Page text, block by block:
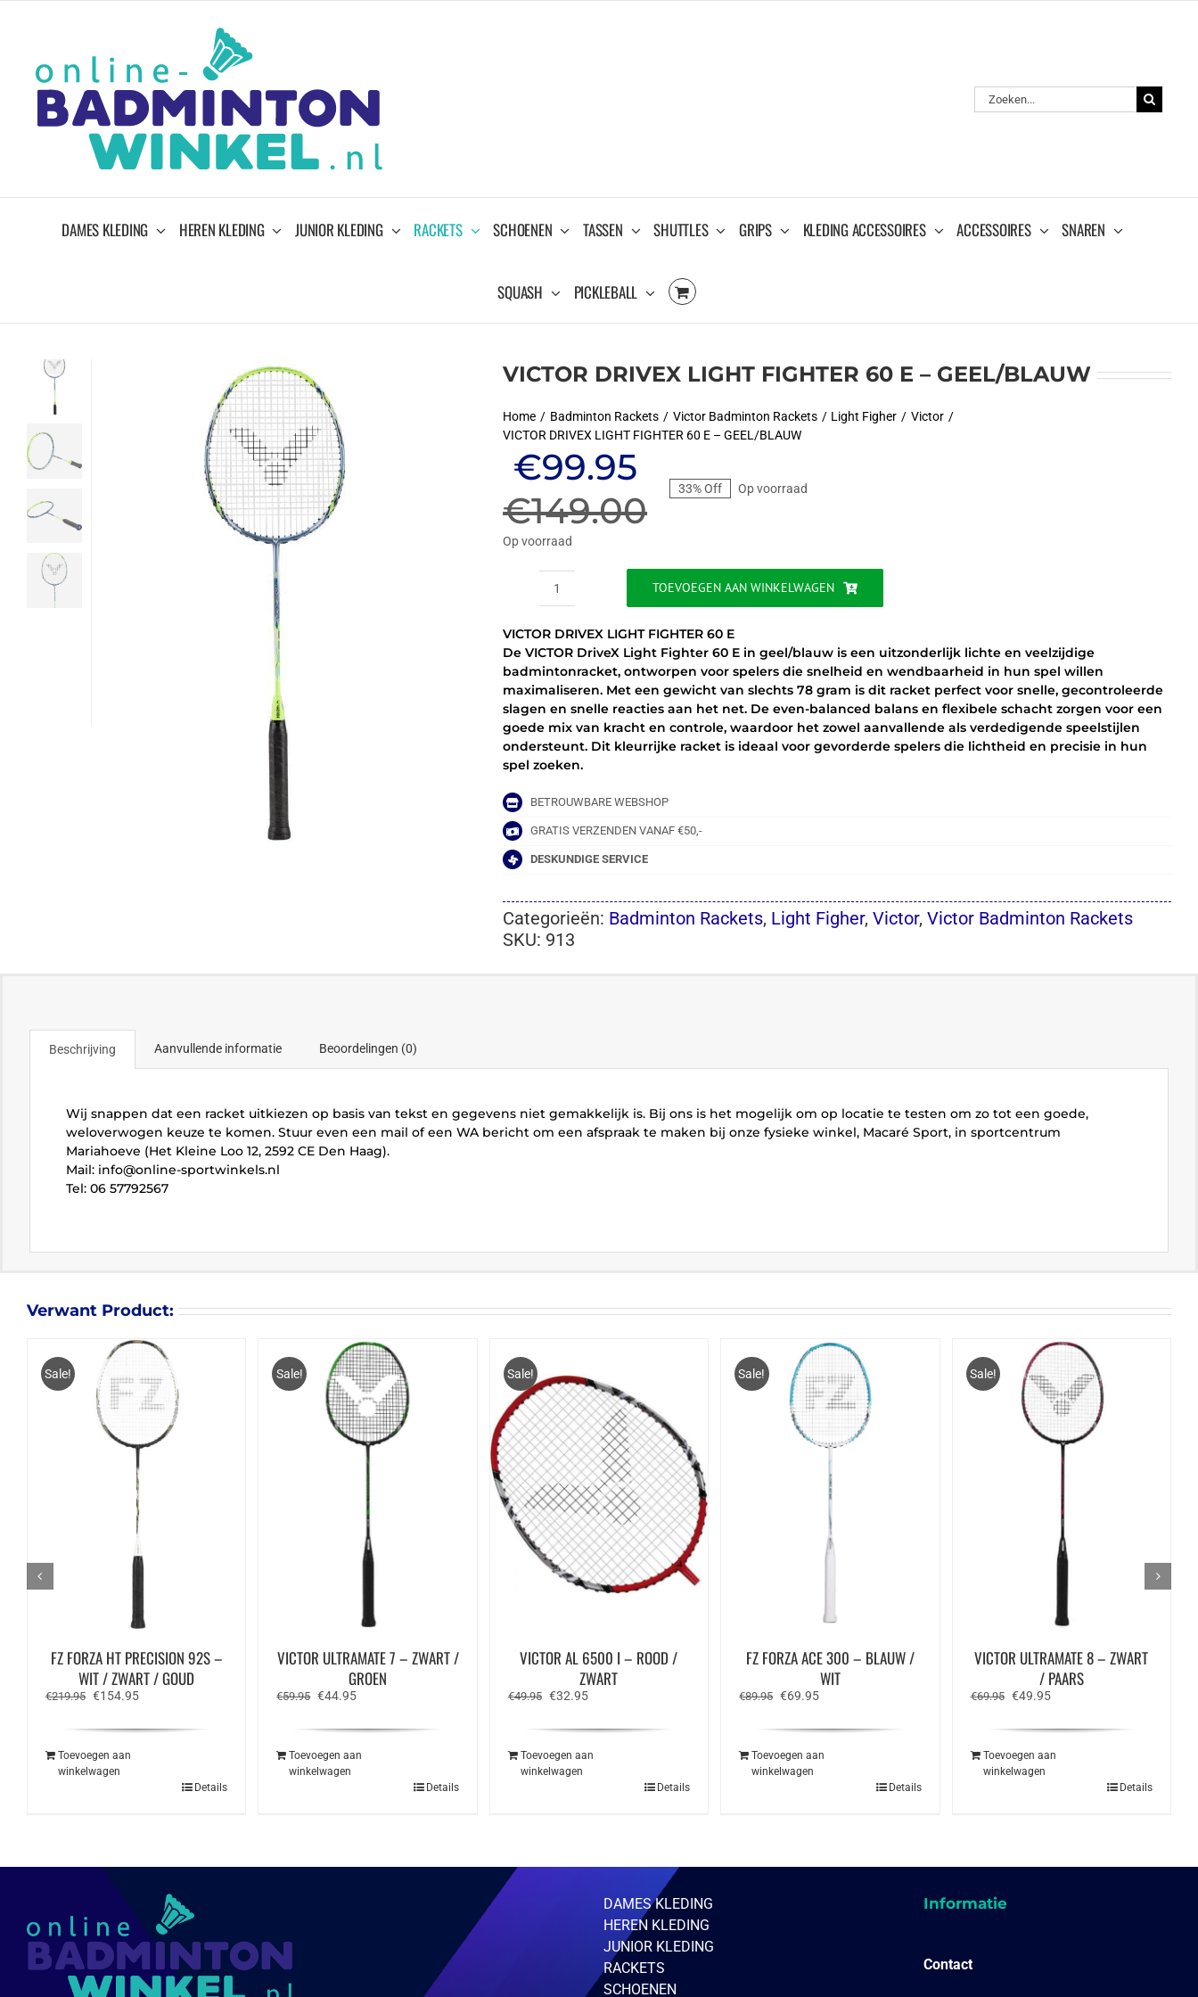
Zoeken
naar:
DAMES KLEDING HEREN KLEDING JUNIOR KLEDING RACKETS SCHOENEN TASSEN SHUTTLES GRIPS KLEDING ACCESSOIRES ACCESSOIRES SNAREN
SQUASH PICKLEBALL
VICTOR DRIVEX LIGHT FIGHTER 60 E – GEEL/BLAUW
Home Badminton Rackets Victor Badminton Rackets Light Figher
Victor
VICTOR DRIVEX LIGHT FIGHTER 60 E – GEEL/BLAUW
€149.00
Oorspronkelijke
prijs
€149.00.
€99.95
Huidige
prijs
€99.95.
33% Off Op voorraad
Op voorraad
VICTOR
LIGHT
FIGHTER
60
E
-
GEEL/BLAUW
aantal
TOEVOEGEN AAN WINKELWAGEN
VICTOR DRIVEX LIGHT FIGHTER 60 E
De VICTOR DriveX Light Fighter 60 E in geel/blauw is een uitzonderlijk lichte en veelzijdige
badmintonracket, ontworpen voor spelers die snelheid en wendbaarheid in hun spel willen
maximaliseren. Met een gewicht van slechts 78 gram is dit racket perfect voor snelle, gecontroleerde
slagen en snelle reacties aan het net. De even-balanced balans en flexibele schacht zorgen voor een
goede mix van kracht en controle, waardoor het zowel aanvallende als verdedigende speelstijlen
ondersteunt. Dit kleurrijke racket is ideaal voor gevorderde spelers die lichtheid en precisie in hun
spel zoeken.
BETROUWBARE WEBSHOP
GRATIS VERZENDEN VANAF €50,-
DESKUNDIGE SERVICE
Categorieën: Badminton Rackets, Light Figher,Victor,Victor Badminton Rackets
SKU: 913
Beschrijving Aanvullende informatie Beoordelingen (0)
Wij snappen dat een racket uitkiezen op basis van tekst en gegevens niet gemakkelijk is. Bij ons is het mogelijk om op locatie te testen om zo tot een goede,
weloverwogen keuze te komen. Stuur even een mail of een WA bericht om een afspraak te maken bij onze fysieke winkel, Macaré Sport, in sportcentrum
Mariahoeve (Het Kleine Loo 12, 2592 CE Den Haag).
Mail: info@online-sportwinkels.nl
Tel: 06 57792567
Verwant Product:
Sale!
FZ FORZA HT PRECISION 92S –
WIT / ZWART / GOUD
€219.95 Oorspronkelijke
€154.95Huidige
Toevoegen aan
winkelwagen
Details
Sale!
VICTOR ULTRAMATE 7 – ZWART /
GROEN
€59.95 Oorspronkelijke
€44.95Huidige
Toevoegen aan
winkelwagen
Details
Sale!
VICTOR AL 6500 I – ROOD /
ZWART
€49.95 Oorspronkelijke
€32.95Huidige
Toevoegen aan
winkelwagen
Details
Sale!
FZ FORZA ACE 300 – BLAUW /
WIT
€89.95 Oorspronkelijke
€69.95Huidige
Toevoegen aan
winkelwagen
Details
Sale!
VICTOR ULTRAMATE 8 – ZWART
/ PAARS
€69.95 Oorspronkelijke
€49.95Huidige
Toevoegen aan
winkelwagen
Details
DAMES KLEDING
HEREN KLEDING
JUNIOR KLEDING
RACKETS
SCHOENEN
Informatie
Contact